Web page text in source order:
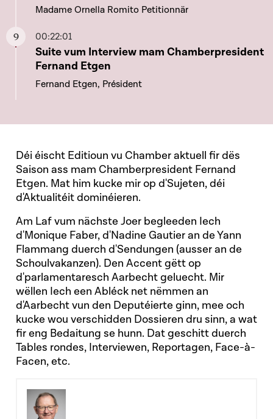
Madame Ornella Romito Petitionnär
00:22:01
Aller à ce chapitre
Suite vum Interview mam Chamberpresident
Fernand Etgen
Fernand Etgen, Président
Déi éischt Editioun vu Chamber aktuell fir dës
Saison ass mam Chamberpresident Fernand
Etgen. Mat him kucke mir op d'Sujeten, déi
d'Aktualitéit dominéieren.
Am Laf vum nächste Joer begleeden Iech
d'Monique Faber, d'Nadine Gautier an de Yann
Flammang duerch d'Sendungen (ausser an de
Schoulvakanzen). Den Accent gëtt op
d'parlamentaresch Aarbecht geluecht. Mir
wëllen Iech een Abléck net nëmmen an
d'Aarbecht vun den Deputéierte ginn, mee och
kucke wou verschidden Dossieren dru sinn, a wat
fir eng Bedaitung se hunn. Dat geschitt duerch
Tables rondes, Interviewen, Reportagen, Face-à-
Facen, etc.